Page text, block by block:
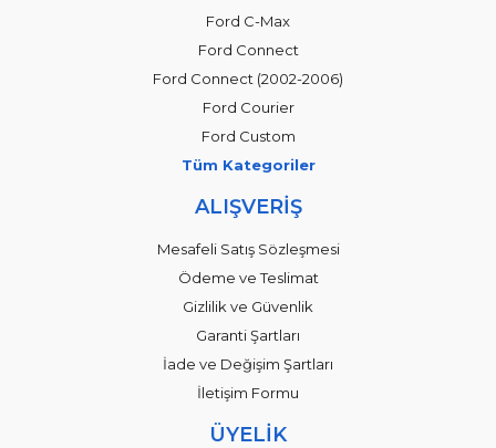
Ford C-Max
Ford Connect
Ford Connect (2002-2006)
Ford Courier
Ford Custom
Tüm Kategoriler
ALIŞVERİŞ
Mesafeli Satış Sözleşmesi
Ödeme ve Teslimat
Gizlilik ve Güvenlik
Garanti Şartları
İade ve Değişim Şartları
İletişim Formu
ÜYELİK